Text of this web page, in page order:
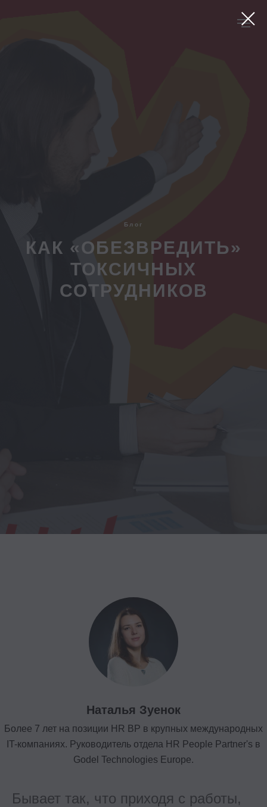
Блог
КАК «ОБЕЗВРЕДИТЬ»
ТОКСИЧНЫХ
СОТРУДНИКОВ
Наталья Зуенок
Более 7 лет на позиции HR BP в крупных международных
IT-компаниях. Руководитель отдела HR People Partner's в
Godel Technologies Europe.
Бывает так, что приходя с работы,